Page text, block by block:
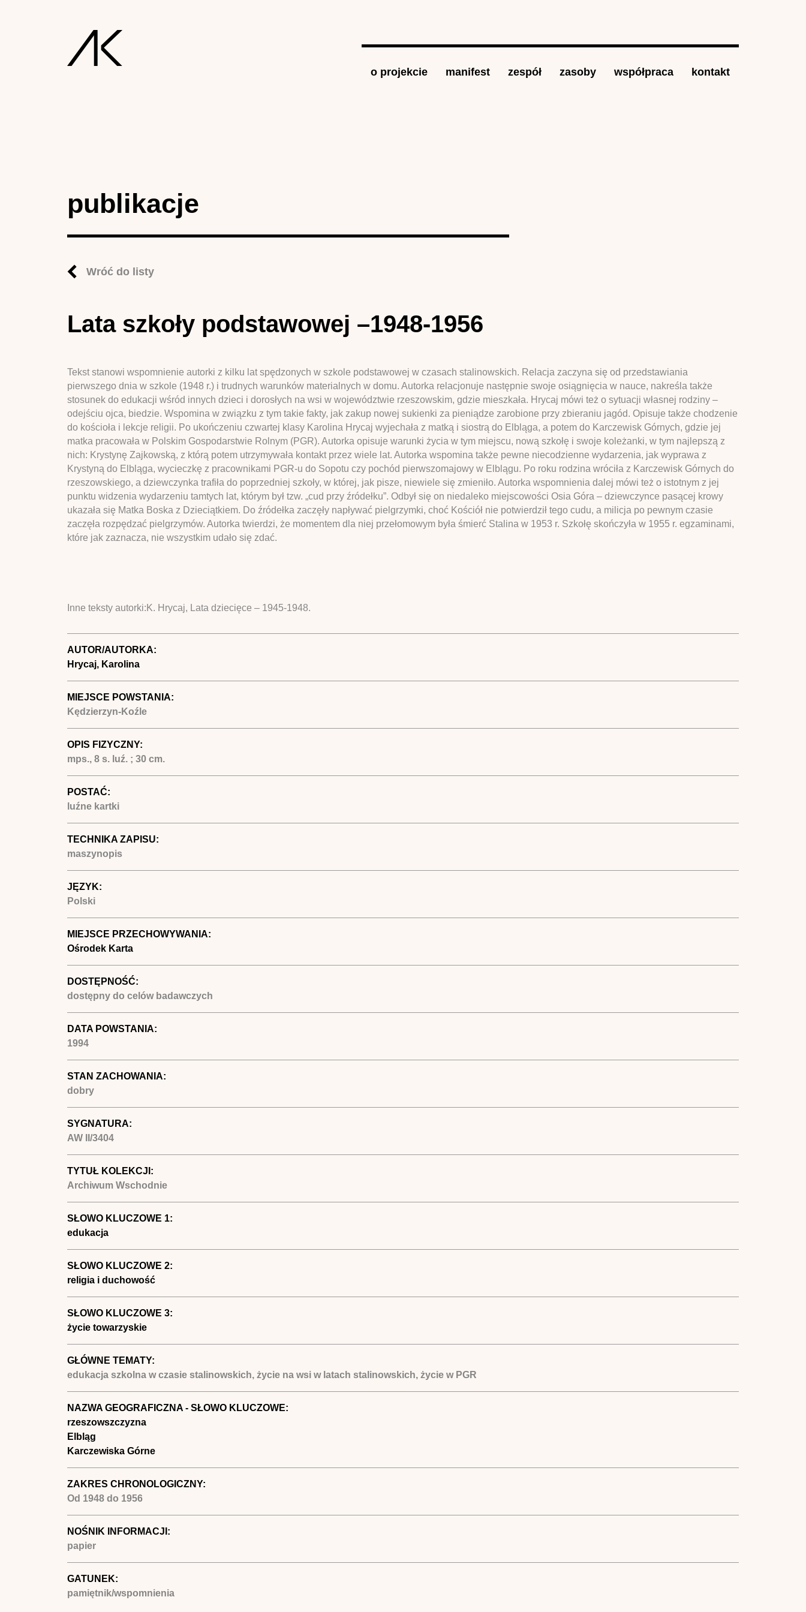
o projekcie manifest zespół zasoby współpraca kontakt
publikacje
Wróć do listy
Lata szkoły podstawowej –1948-1956
Tekst stanowi wspomnienie autorki z kilku lat spędzonych w szkole podstawowej w czasach stalinowskich. Relacja zaczyna się od przedstawiania
pierwszego dnia w szkole (1948 r.) i trudnych warunków materialnych w domu. Autorka relacjonuje następnie swoje osiągnięcia w nauce, nakreśla także
stosunek do edukacji wśród innych dzieci i dorosłych na wsi w województwie rzeszowskim, gdzie mieszkała. Hrycaj mówi też o sytuacji własnej rodziny –
odejściu ojca, biedzie. Wspomina w związku z tym takie fakty, jak zakup nowej sukienki za pieniądze zarobione przy zbieraniu jagód. Opisuje także chodzenie
do kościoła i lekcje religii. Po ukończeniu czwartej klasy Karolina Hrycaj wyjechała z matką i siostrą do Elbląga, a potem do Karczewisk Górnych, gdzie jej
matka pracowała w Polskim Gospodarstwie Rolnym (PGR). Autorka opisuje warunki życia w tym miejscu, nową szkołę i swoje koleżanki, w tym najlepszą z
nich: Krystynę Zajkowską, z którą potem utrzymywała kontakt przez wiele lat. Autorka wspomina także pewne niecodzienne wydarzenia, jak wyprawa z
Krystyną do Elbląga, wycieczkę z pracownikami PGR-u do Sopotu czy pochód pierwszomajowy w Elblągu. Po roku rodzina wróciła z Karczewisk Górnych do
rzeszowskiego, a dziewczynka trafiła do poprzedniej szkoły, w której, jak pisze, niewiele się zmieniło. Autorka wspomnienia dalej mówi też o istotnym z jej
punktu widzenia wydarzeniu tamtych lat, którym był tzw. „cud przy źródełku”. Odbył się on niedaleko miejscowości Osia Góra – dziewczynce pasącej krowy
ukazała się Matka Boska z Dzieciątkiem. Do źródełka zaczęły napływać pielgrzymki, choć Kościół nie potwierdził tego cudu, a milicja po pewnym czasie
zaczęła rozpędzać pielgrzymów. Autorka twierdzi, że momentem dla niej przełomowym była śmierć Stalina w 1953 r. Szkołę skończyła w 1955 r. egzaminami,
które jak zaznacza, nie wszystkim udało się zdać.
Inne teksty autorki:K. Hrycaj, Lata dziecięce – 1945-1948.
AUTOR/AUTORKA:
Hrycaj, Karolina
MIEJSCE POWSTANIA:
Kędzierzyn-Koźle
OPIS FIZYCZNY:
mps., 8 s. luź. ; 30 cm.
POSTAĆ:
luźne kartki
TECHNIKA ZAPISU:
maszynopis
JĘZYK:
Polski
MIEJSCE PRZECHOWYWANIA:
Ośrodek Karta
DOSTĘPNOŚĆ:
dostępny do celów badawczych
DATA POWSTANIA:
1994
STAN ZACHOWANIA:
dobry
SYGNATURA:
AW II/3404
TYTUŁ KOLEKCJI:
Archiwum Wschodnie
SŁOWO KLUCZOWE 1:
edukacja
SŁOWO KLUCZOWE 2:
religia i duchowość
SŁOWO KLUCZOWE 3:
życie towarzyskie
GŁÓWNE TEMATY:
edukacja szkolna w czasie stalinowskich, życie na wsi w latach stalinowskich, życie w PGR
NAZWA GEOGRAFICZNA - SŁOWO KLUCZOWE:
rzeszowszczyzna
Elbląg
Karczewiska Górne
ZAKRES CHRONOLOGICZNY:
Od 1948do 1956
NOŚNIK INFORMACJI:
papier
GATUNEK:
pamiętnik/wspomnienia